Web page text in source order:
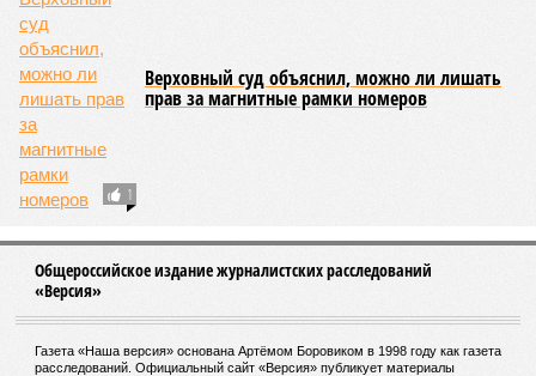
Николай Расторгуев попал в больницу из-за